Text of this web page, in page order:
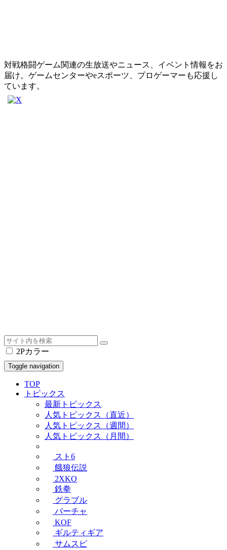
対戦格闘ゲーム関連の生放送やニュース、イベント情報をお
届け。ゲームセンターやeスポーツ、プロゲーマーも応援し
ています。
2Pカラー
Toggle navigation
TOP
トピックス
最新トピックス
人気トピックス（直近）
人気トピックス（週間）
人気トピックス（月間）
スト6
餓狼伝説
2XKO
鉄拳
グラブル
バーチャ
KOF
ギルティギア
サムスピ